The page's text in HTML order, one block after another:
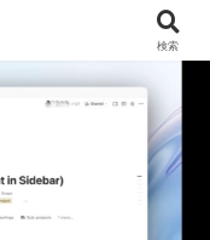
検索